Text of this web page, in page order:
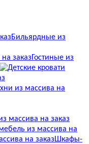
Бильярдные из
Гостиные из
из массива на
массива на заказ
из массива на
Шкафы-